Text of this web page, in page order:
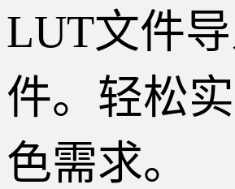
LUT文件
件。轻松
色需求。